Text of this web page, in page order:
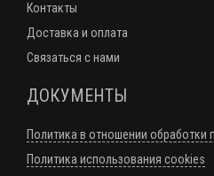
Контакты
Доставка и оплата
Связаться с нами
ДОКУМЕНТЫ
Политика в отношении обработки
Политика использования cookies